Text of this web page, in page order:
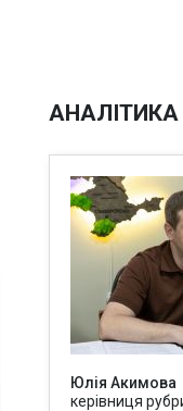
АНАЛІТИКА
Юлія Акимова
керівниця